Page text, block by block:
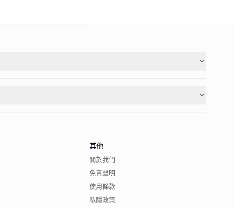
其他
關於我們
免責聲明
使用條款
私隱政策